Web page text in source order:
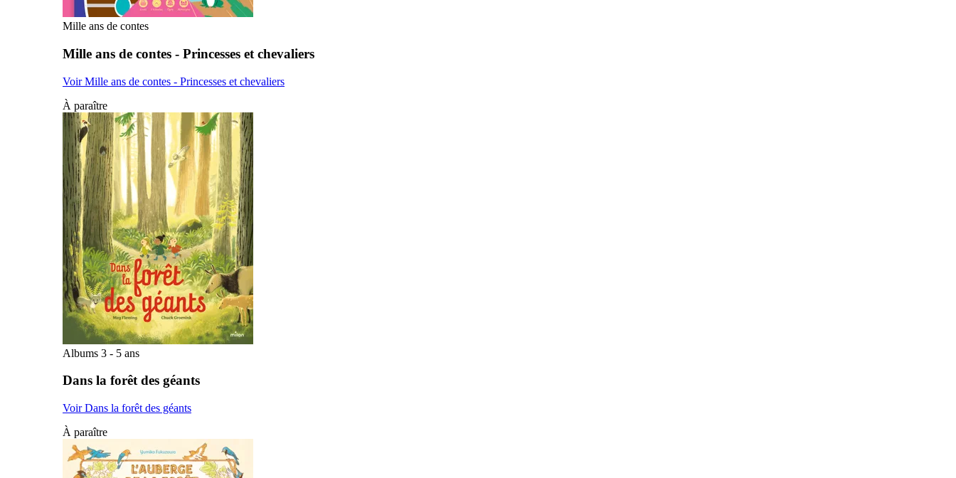
Mille ans de contes
Mille ans de contes - Princesses et chevaliers
Voir Mille ans de contes - Princesses et chevaliers
À paraître
Albums 3 - 5 ans
Dans la forêt des géants
Voir Dans la forêt des géants
À paraître